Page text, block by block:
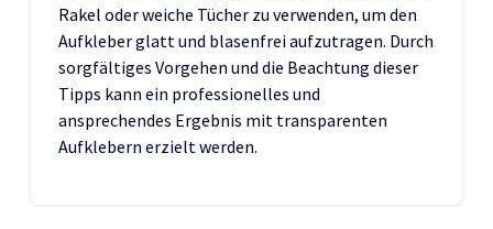
Rakel oder weiche Tücher zu verwenden, um den
Aufkleber glatt und blasenfrei aufzutragen. Durch
sorgfältiges Vorgehen und die Beachtung dieser
Tipps kann ein professionelles und
ansprechendes Ergebnis mit transparenten
Aufklebern erzielt werden.